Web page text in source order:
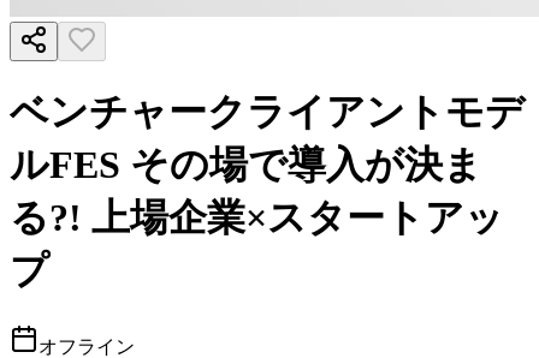
ベンチャークライアントモデ
ルFES その場で導入が決ま
る?! 上場企業×スタートアッ
プ
オフライン